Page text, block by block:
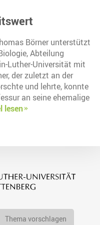
Börner unterstützt
Abteilung
Luther-Universität mit
der zuletzt an der
und lehrte, konnte
an seine ehemalige
lesen
Thema vorschlagen